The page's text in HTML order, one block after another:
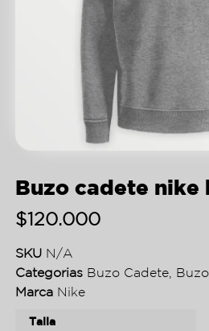
Buzo cadete nike
$120.000
SKU N/A
Categorias Buzo Cadete,
Marca Nike
Talla